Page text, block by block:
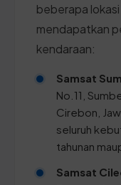
beberapa
mendapatkan
kendaraan:
Samsat
No.11,
Cirebon,
seluruh
tahunan
Samsat